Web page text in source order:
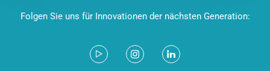
Folgen Sie uns für Innovationen der nächsten Generation: